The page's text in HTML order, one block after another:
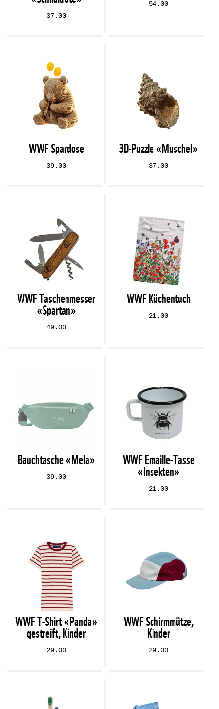
37.00
54.00
WWF Spardose
39.00
3D-Puzzle «Muschel»
37.00
WWF Taschenmesser
«Spartan»
49.00
WWF Küchentuch
21.00
Bauchtasche «Mela»
39.00
WWF Emaille-Tasse
«Insekten»
21.00
WWF T-Shirt «Panda»
gestreift, Kinder
29.00
WWF Schirmmütze,
Kinder
29.00